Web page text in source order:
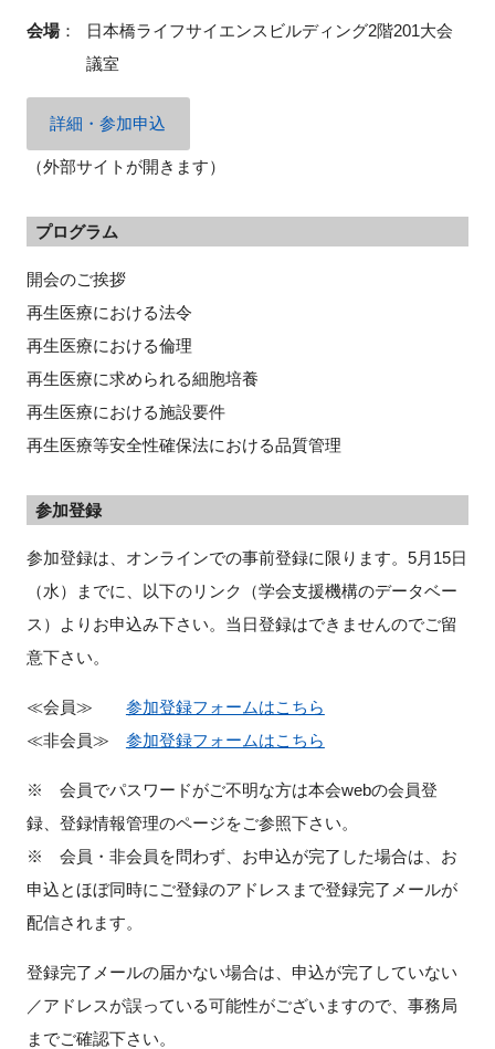
イベントお知らせメール登録
会場：
日本橋ライフサイエンスビルディング2階201大会
議室
詳細・参加申込
（外部サイトが開きます）
プログラム
開会のご挨拶
再生医療における法令
再生医療における倫理
再生医療に求められる細胞培養
再生医療における施設要件
再生医療等安全性確保法における品質管理
参加登録
参加登録は、オンラインでの事前登録に限ります。5月15日
（水）までに、以下のリンク（学会支援機構のデータベー
ス）よりお申込み下さい。当日登録はできませんのでご留
意下さい。
≪会員≫ 参加登録フォームはこちら
≪非会員≫ 参加登録フォームはこちら
※ 会員でパスワードがご不明な方は本会webの会員登
録、登録情報管理のページをご参照下さい。
※ 会員・非会員を問わず、お申込が完了した場合は、お
申込とほぼ同時にご登録のアドレスまで登録完了メールが
配信されます。
登録完了メールの届かない場合は、申込が完了していない
／アドレスが誤っている可能性がございますので、事務局
までご確認下さい。